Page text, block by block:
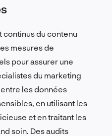
continus du contenu
mesures de
pour assurer une
du marketing
les données
en utilisant les
et en traitant les
soin. Des audits